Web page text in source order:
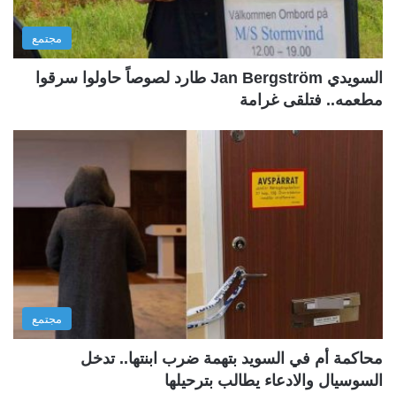
مجتمع
السويدي Jan Bergström طارد لصوصاً حاولوا سرقوا
مطعمه.. فتلقى غرامة
مجتمع
محاكمة أم في السويد بتهمة ضرب ابنتها.. تدخل
السوسيال والادعاء يطالب بترحيلها